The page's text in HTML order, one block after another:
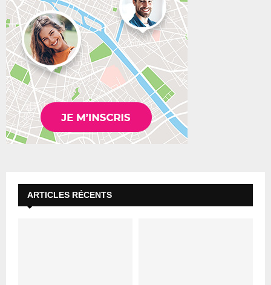
ARTICLES RÉCENTS